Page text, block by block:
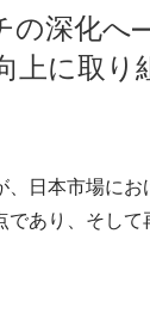
の深化
上に取り
日本市場にお
あり、そして